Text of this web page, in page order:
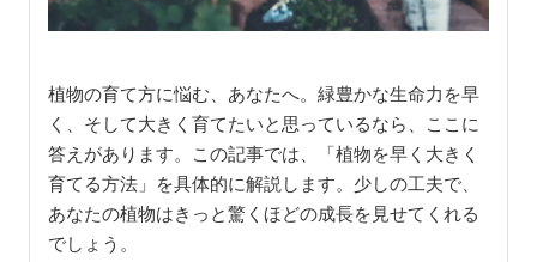
植物の育て方に悩む、あなたへ。緑豊かな生命力を早
く、そして大きく育てたいと思っているなら、ここに
答えがあります。この記事では、「植物を早く大きく
育てる方法」を具体的に解説します。少しの工夫で、
あなたの植物はきっと驚くほどの成長を見せてくれる
でしょう。